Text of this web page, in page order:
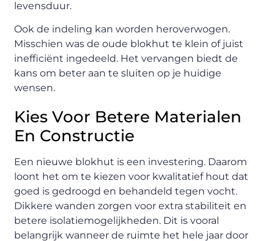
levensduur.
Ook de indeling kan worden heroverwogen.
Misschien was de oude blokhut te klein of juist
inefficiënt ingedeeld. Het vervangen biedt de
kans om beter aan te sluiten op je huidige
wensen.
Kies Voor Betere Materialen
En Constructie
Een nieuwe blokhut is een investering. Daarom
loont het om te kiezen voor kwalitatief hout dat
goed is gedroogd en behandeld tegen vocht.
Dikkere wanden zorgen voor extra stabiliteit en
betere isolatiemogelijkheden. Dit is vooral
belangrijk wanneer de ruimte het hele jaar door